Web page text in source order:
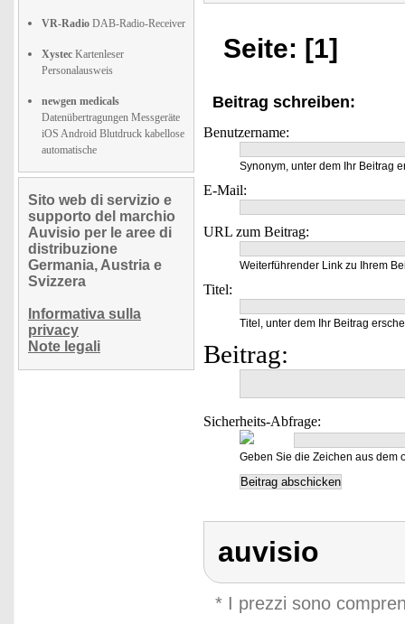
VR-Radio DAB-Radio-Receiver
Xystec Kartenleser
Personalausweis
newgen medicals
Datenübertragungen Messgeräte
iOS Android Blutdruck kabellose
automatische
Sito web di servizio e
supporto del marchio
Auvisio per le aree di
distribuzione
Germania, Austria e
Svizzera
Informativa sulla
privacy
Note legali
Seite: [1]
Beitrag schreiben:
Benutzername:
Synonym, unter dem Ihr Beitrag
E-Mail:
URL zum Beitrag:
Weiterführender Link zu Ihrem
Titel:
Titel, unter dem Ihr Beitrag
Beitrag:
Sicherheits-Abfrage:
Geben Sie die Zeichen aus dem
auvisio
* I prezzi sono